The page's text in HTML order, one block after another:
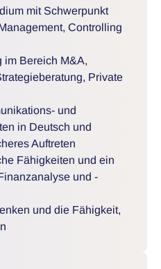
mit Schwerpunkt
Controlling
im Bereich M&A,
Private
und
in Deutsch und
Auftreten
Fähigkeiten und ein
und -
und die Fähigkeit,